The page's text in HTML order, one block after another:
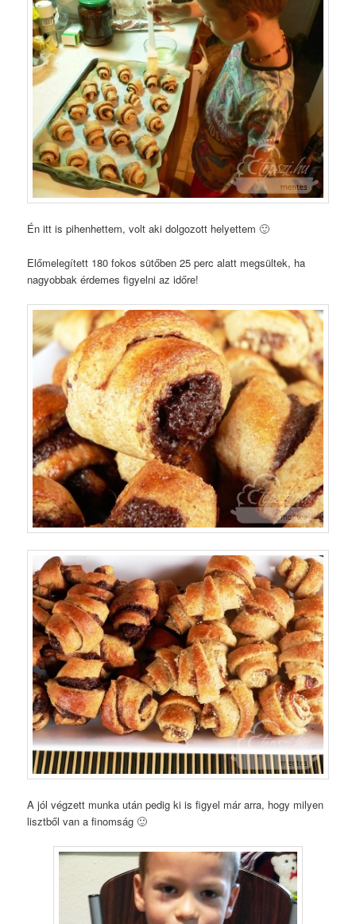
Én itt is pihenhettem, volt aki dolgozott helyettem 🙂
Előmelegített 180 fokos sütőben 25 perc alatt megsültek, ha
nagyobbak érdemes figyelni az időre!
A jól végzett munka után pedig ki is figyel már arra, hogy milyen
lisztből van a finomság 🙂